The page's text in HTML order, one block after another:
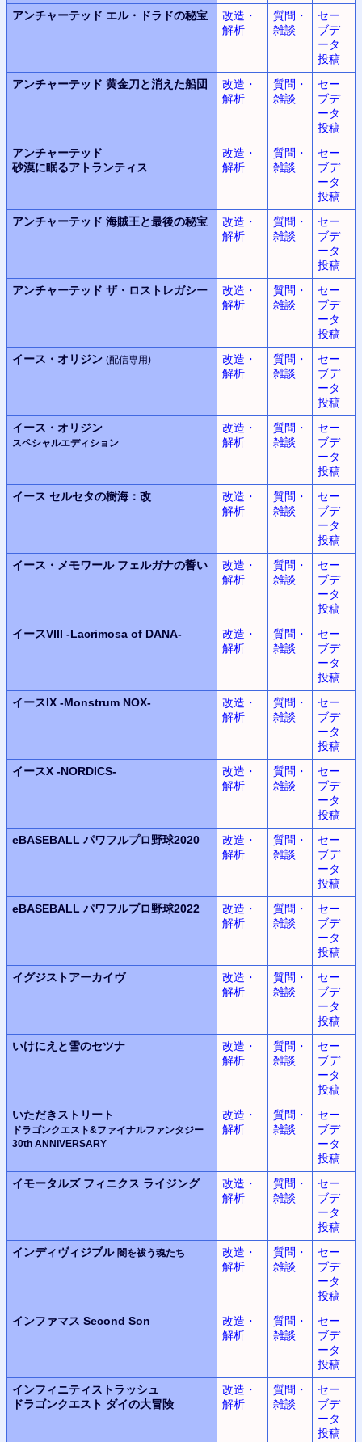
アンチャーテッド エル・ドラドの秘宝
改造・
解析
質問・
雑談
セー
ブデ
ータ
投稿
アンチャーテッド 黄金刀と消えた船団
改造・
解析
質問・
雑談
セー
ブデ
ータ
投稿
アンチャーテッド
砂漠に眠るアトランティス
改造・
解析
質問・
雑談
セー
ブデ
ータ
投稿
アンチャーテッド 海賊王と最後の秘宝
改造・
解析
質問・
雑談
セー
ブデ
ータ
投稿
アンチャーテッド ザ・ロストレガシー
改造・
解析
質問・
雑談
セー
ブデ
ータ
投稿
イース・オリジン (配信専用)
改造・
解析
質問・
雑談
セー
ブデ
ータ
投稿
イース・オリジン
スペシャルエディション
改造・
解析
質問・
雑談
セー
ブデ
ータ
投稿
イース セルセタの樹海：改
改造・
解析
質問・
雑談
セー
ブデ
ータ
投稿
イース・メモワール フェルガナの誓い
改造・
解析
質問・
雑談
セー
ブデ
ータ
投稿
イースVIII -Lacrimosa of DANA-
改造・
解析
質問・
雑談
セー
ブデ
ータ
投稿
イースIX -Monstrum NOX-
改造・
解析
質問・
雑談
セー
ブデ
ータ
投稿
イースX -NORDICS-
改造・
解析
質問・
雑談
セー
ブデ
ータ
投稿
eBASEBALL パワフルプロ野球2020
改造・
解析
質問・
雑談
セー
ブデ
ータ
投稿
eBASEBALL パワフルプロ野球2022
改造・
解析
質問・
雑談
セー
ブデ
ータ
投稿
イグジストアーカイヴ
改造・
解析
質問・
雑談
セー
ブデ
ータ
投稿
いけにえと雪のセツナ
改造・
解析
質問・
雑談
セー
ブデ
ータ
投稿
いただきストリート
ドラゴンクエスト&ファイナルファンタジー
30th ANNIVERSARY
改造・
解析
質問・
雑談
セー
ブデ
ータ
投稿
イモータルズ フィニクス ライジング
改造・
解析
質問・
雑談
セー
ブデ
ータ
投稿
インディヴィジブル 闇を祓う魂たち
改造・
解析
質問・
雑談
セー
ブデ
ータ
投稿
インファマス Second Son
改造・
解析
質問・
雑談
セー
ブデ
ータ
投稿
インフィニティストラッシュ
ドラゴンクエスト ダイの大冒険
改造・
解析
質問・
雑談
セー
ブデ
ータ
投稿